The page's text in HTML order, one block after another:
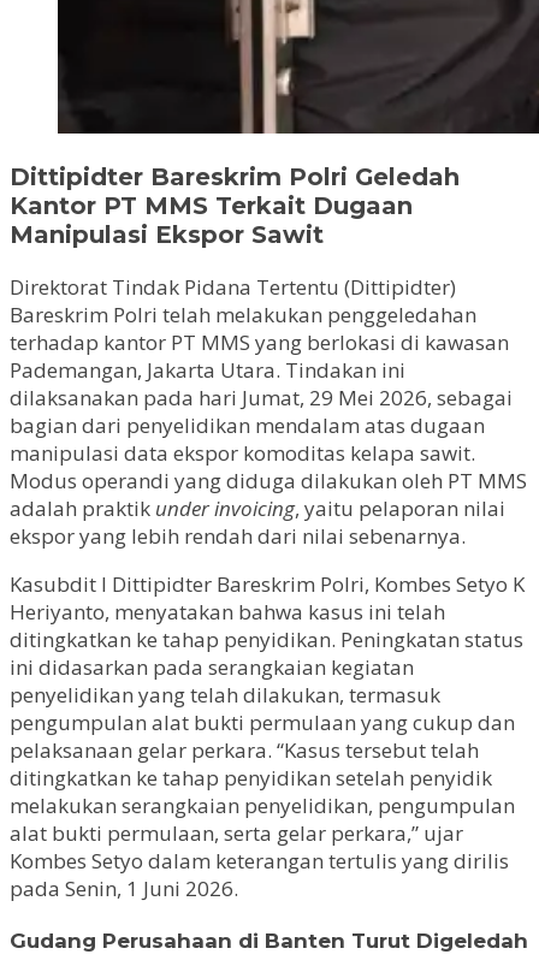
Dittipidter Bareskrim Polri Geledah
Kantor PT MMS Terkait Dugaan
Manipulasi Ekspor Sawit
Direktorat Tindak Pidana Tertentu (Dittipidter)
Bareskrim Polri telah melakukan penggeledahan
terhadap kantor PT MMS yang berlokasi di kawasan
Pademangan, Jakarta Utara. Tindakan ini
dilaksanakan pada hari Jumat, 29 Mei 2026, sebagai
bagian dari penyelidikan mendalam atas dugaan
manipulasi data ekspor komoditas kelapa sawit.
Modus operandi yang diduga dilakukan oleh PT MMS
adalah praktik under invoicing, yaitu pelaporan nilai
ekspor yang lebih rendah dari nilai sebenarnya.
Kasubdit I Dittipidter Bareskrim Polri, Kombes Setyo K
Heriyanto, menyatakan bahwa kasus ini telah
ditingkatkan ke tahap penyidikan. Peningkatan status
ini didasarkan pada serangkaian kegiatan
penyelidikan yang telah dilakukan, termasuk
pengumpulan alat bukti permulaan yang cukup dan
pelaksanaan gelar perkara. “Kasus tersebut telah
ditingkatkan ke tahap penyidikan setelah penyidik
melakukan serangkaian penyelidikan, pengumpulan
alat bukti permulaan, serta gelar perkara,” ujar
Kombes Setyo dalam keterangan tertulis yang dirilis
pada Senin, 1 Juni 2026.
Gudang Perusahaan di Banten Turut Digeledah